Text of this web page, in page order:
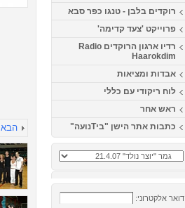
רוקדים בלבן - טנגו כפר סבא
פרוייקט 'צעד קדימה'
רדיו ארגון הרוקדים Radio
Haarokdim
אבדות ומציאות
לוח ריקודי עם כללי
ראש אחר
כתבות אתר הישן "ביTנועה"
דואר אלקטרוני:
הבא